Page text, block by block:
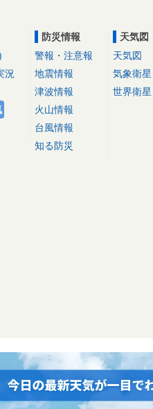
況
防災情報
警報・注意報
地震情報
津波情報
火山情報
台風情報
知る防災
天気図
天気図
気象衛星
世界衛星